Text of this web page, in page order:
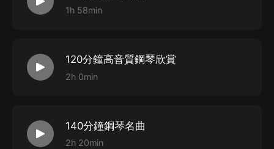
1h 58min
120分鐘高音質鋼琴欣賞
2h 0min
140分鐘鋼琴名曲
2h 20min